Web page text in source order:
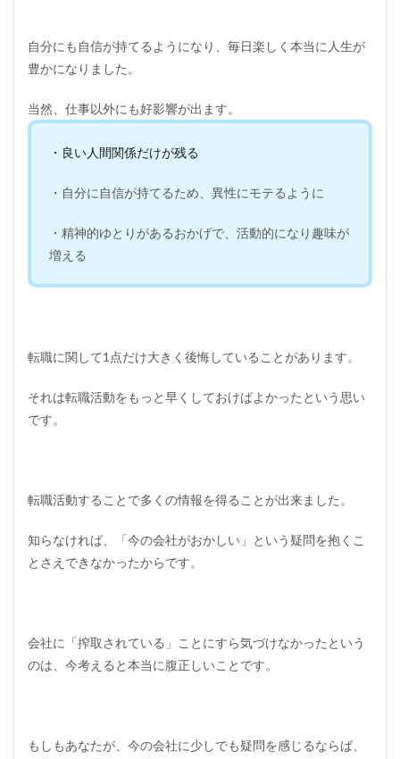
自分にも自信が持てるようになり、毎日楽しく本当に人生が
豊かになりました。
当然、仕事以外にも好影響が出ます。
・良い人間関係だけが残る
・自分に自信が持てるため、異性にモテるように
・精神的ゆとりがあるおかげで、活動的になり趣味が
増える
転職に関して1点だけ大きく後悔していることがあります。
それは転職活動をもっと早くしておけばよかったという思い
です。
転職活動することで多くの情報を得ることが出来ました。
知らなければ、「今の会社がおかしい」という疑問を抱くこ
とさえできなかったからです。
会社に「搾取されている」ことにすら気づけなかったという
のは、今考えると本当に腹正しいことです。
もしもあなたが、今の会社に少しでも疑問を感じるならば、